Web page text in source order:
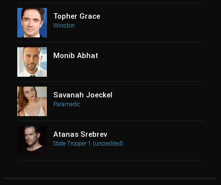
Topher Grace
Winston
Monib Abhat
Savanah Joeckel
Paramedic
Atanas Srebrev
State Trooper 1 (uncredited)